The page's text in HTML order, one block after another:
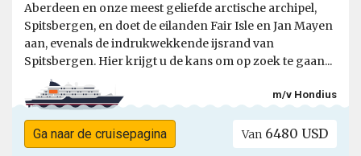
Aberdeen en onze meest geliefde arctische archipel,
Spitsbergen, en doet de eilanden Fair Isle en Jan Mayen
aan, evenals de indrukwekkende ijsrand van
Spitsbergen. Hier krijgt u de kans om op zoek te gaan...
m/v Hondius
Ga naar de cruisepagina Van 6480 USD